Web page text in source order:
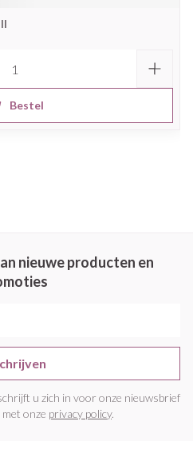
Bestel
nieuwe producten en
u zich in voor onze nieuwsbrief
onze privacy policy.